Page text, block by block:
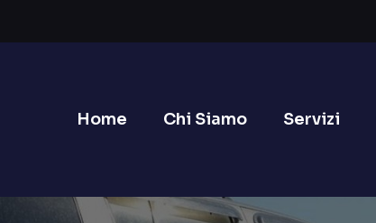
Home Chi Siamo Servizi